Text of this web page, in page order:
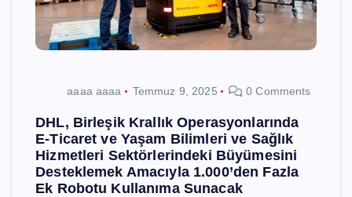
aaaa aaaa Temmuz 9, 2025 0 Comments
DHL, Birleşik Krallık Operasyonlarında
E-Ticaret ve Yaşam Bilimleri ve Sağlık
Hizmetleri Sektörlerindeki Büyümesini
Desteklemek Amacıyla 1.000’den Fazla
Ek Robotu Kullanıma Sunacak